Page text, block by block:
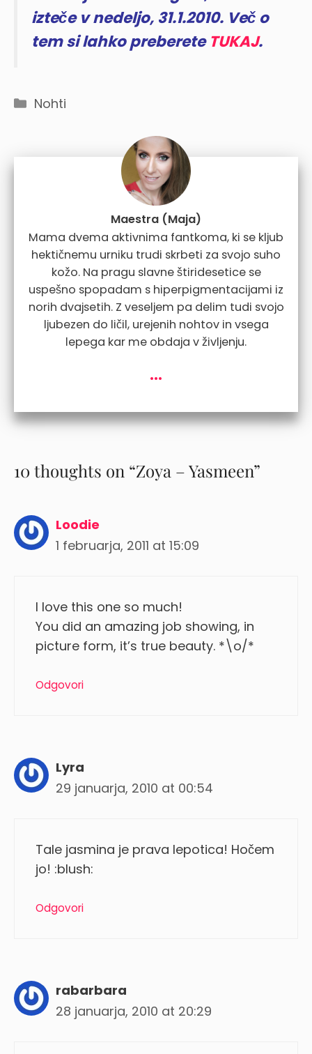
izteče v nedeljo, 31.1.2010. Več o
tem si lahko prebereteTUKAJ.
Categories
Nohti
Maestra (Maja)
Mama dvema aktivnima fantkoma, ki se kljub
hektičnemu urniku trudi skrbeti za svojo suho
kožo. Na pragu slavne štiridesetice se
uspešno spopadam s hiperpigmentacijami iz
norih dvajsetih. Z veseljem pa delim tudi svojo
ljubezen do ličil, urejenih nohtov in vsega
lepega kar me obdaja v življenju.
...
10 thoughts on “Zoya – Yasmeen”
Loodie
1 februarja, 2011 at 15:09
I love this one so much!
You did an amazing job showing, in
picture form, it’s true beauty. *\o/*
Odgovori
Lyra
29 januarja, 2010 at 00:54
Tale jasmina je prava lepotica! Hočem
jo! :blush:
Odgovori
rabarbara
28 januarja, 2010 at 20:29